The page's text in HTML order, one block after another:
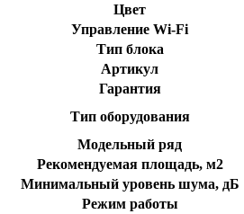
Цвет
Управление Wi-Fi
Тип блока
Артикул
Гарантия
Тип оборудования
Модельный ряд
Рекомендуемая площадь, м2
Минимальный уровень шума, дБ
Режим работы